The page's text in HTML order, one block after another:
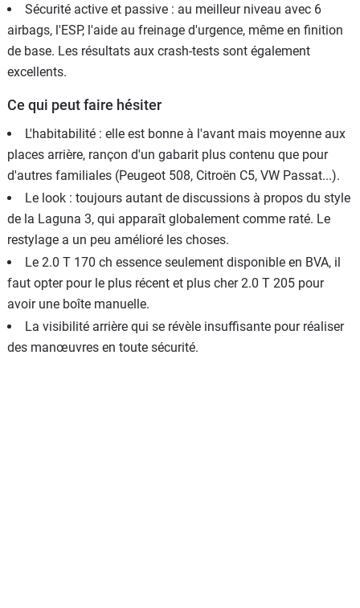
Sécurité active et passive : au meilleur niveau avec 6
airbags, l'ESP, l'aide au freinage d'urgence, même en finition
de base. Les résultats aux crash-tests sont également
excellents.
Ce qui peut faire hésiter
L'habitabilité : elle est bonne à l'avant mais moyenne aux
places arrière, rançon d'un gabarit plus contenu que pour
d'autres familiales (Peugeot 508, Citroën C5, VW Passat...).
Le look : toujours autant de discussions à propos du style
de la Laguna 3, qui apparaît globalement comme raté. Le
restylage a un peu amélioré les choses.
Le 2.0 T 170 ch essence seulement disponible en BVA, il
faut opter pour le plus récent et plus cher 2.0 T 205 pour
avoir une boîte manuelle.
La visibilité arrière qui se révèle insuffisante pour réaliser
des manœuvres en toute sécurité.